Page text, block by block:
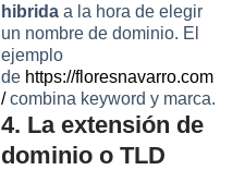
hibridaa la hora de elegir
un nombre de dominio. El
ejemplo
de https://floresnavarro.com
/combina keyword y marca.
4. La extensión de
dominio o TLD